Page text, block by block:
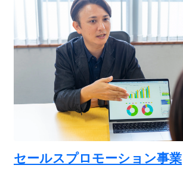
セールスプロモーション事業